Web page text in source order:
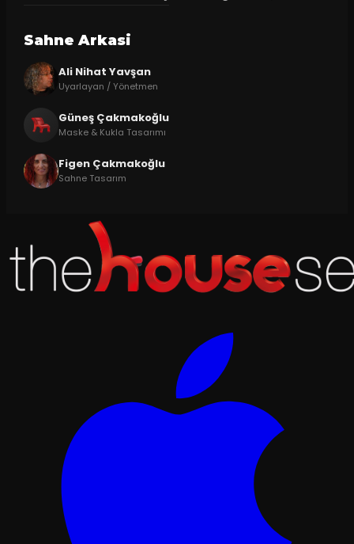
Sahne Arkasi
Ali Nihat Yavşan
Uyarlayan / Yönetmen
Güneş Çakmakoğlu
Maske & Kukla Tasarımı
Figen Çakmakoğlu
Sahne Tasarım